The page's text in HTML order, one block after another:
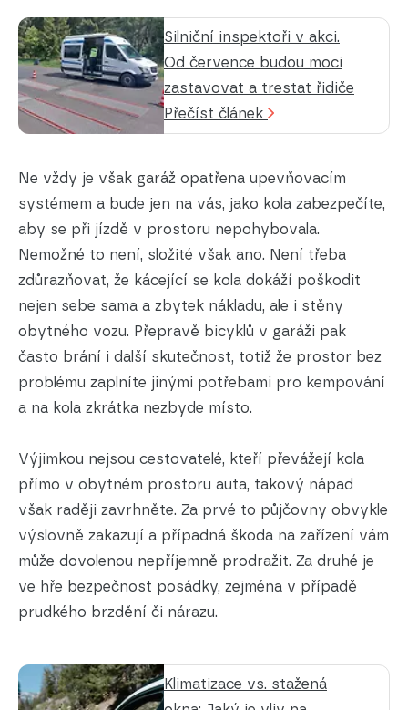
Silniční inspektoři v akci.
Od července budou moci
zastavovat a trestat řidiče
Přečíst článek
Ne vždy je však garáž opatřena upevňovacím
systémem a bude jen na vás, jako kola zabezpečíte,
aby se při jízdě v prostoru nepohybovala.
Nemožné to není, složité však ano. Není třeba
zdůrazňovat, že kácející se kola dokáží poškodit
nejen sebe sama a zbytek nákladu, ale i stěny
obytného vozu. Přepravě bicyklů v garáži pak
často brání i další skutečnost, totiž že prostor bez
problému zaplníte jinými potřebami pro kempování
a na kola zkrátka nezbyde místo.
Výjimkou nejsou cestovatelé, kteří převážejí kola
přímo v obytném prostoru auta, takový nápad
však raději zavrhněte. Za prvé to půjčovny obvykle
výslovně zakazují a případná škoda na zařízení vám
může dovolenou nepříjemně prodražit. Za druhé je
ve hře bezpečnost posádky, zejména v případě
prudkého brzdění či nárazu.
Klimatizace vs. stažená